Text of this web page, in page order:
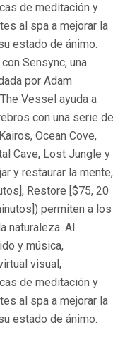
de meditación y
al spa a mejorar la
estado de ánimo.
Sensync, una
por Adam
Vessel ayuda a
con una serie de
Ocean Cove,
Cave, Lost Jungle y
y restaurar la mente,
Restore [$75, 20
permiten a los
naturaleza. Al
y música,
visual,
de meditación y
al spa a mejorar la
estado de ánimo.